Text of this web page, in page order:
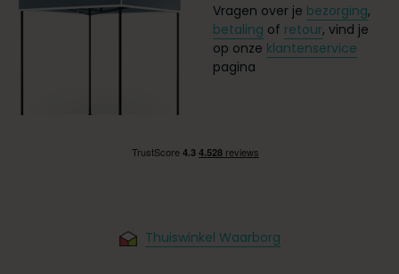
Vragen over je bezorging,
betaling of retour, vind je
op onze klantenservice
pagina
Thuiswinkel Waarborg